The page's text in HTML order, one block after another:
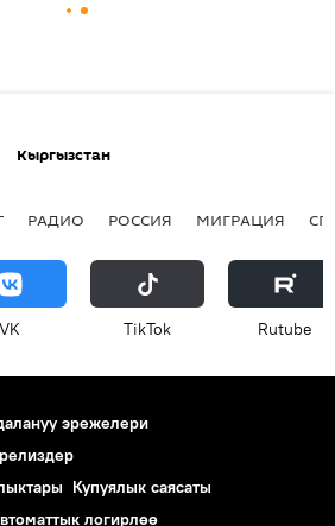
Кыргызстан
РАДИО РОССИЯ МИГРАЦИЯ
VK ТikТоk Rutube
эрежелери
Купуялык саясаты
логирлөө